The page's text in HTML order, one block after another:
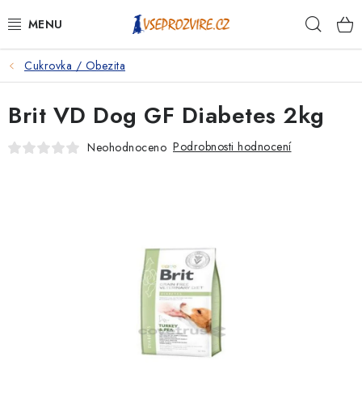
na
PSI
KOČKY
KONĚ
KRÁLÍCI/HLODAVCI/PTÁCI
Cukrovka / Obezita
Brit VD Dog GF Diabetes 2kg
Neohodnoceno Podrobnosti hodnocení